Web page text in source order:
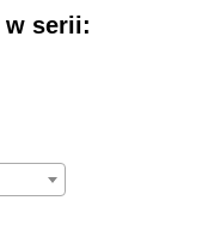
w serii: